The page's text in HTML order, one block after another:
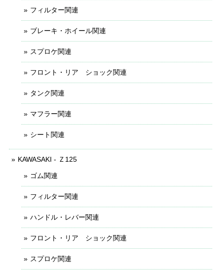
フィルター関連
ブレーキ・ホイール関連
スプロケ関連
フロント・リア ショック関連
タンク関連
マフラー関連
シート関連
KAWASAKI - Ｚ125
ゴム関連
フィルター関連
ハンドル・レバー関連
フロント・リア ショック関連
スプロケ関連